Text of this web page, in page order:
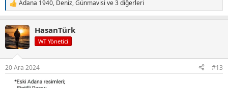
T
e
k
i
l
:
Adana 1940, Deniz,Günmavisi ve 3 diğerleri
HasanTürk
WT Yönetici
20 Ara 2024 #13